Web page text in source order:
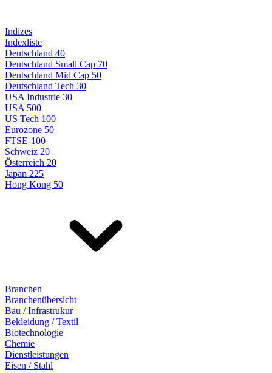
Indizes
Indexliste
Deutschland 40
Deutschland Small Cap 70
Deutschland Mid Cap 50
Deutschland Tech 30
USA Industrie 30
USA 500
US Tech 100
Eurozone 50
FTSE-100
Schweiz 20
Österreich 20
Japan 225
Hong Kong 50
Branchen
Branchenübersicht
Bau / Infrastrukur
Bekleidung / Textil
Biotechnologie
Chemie
Dienstleistungen
Eisen / Stahl